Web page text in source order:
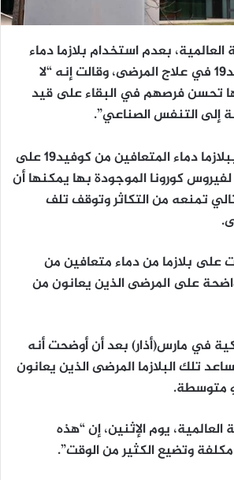
بعدم استخدام بلازما دماء
المتعافين من كوفيد19 في علاج المرضى، وقالت إنه “لا
تحسن فرصهم في البقاء على قيد
إلى التنفس الصناعي”.
وترتكز فكرة العلاج ببلازما دماء المتعافين من كوفيد19 على
كورونا الموجودة بها يمكنها أن
تمنعه من التكاثر وتوقف تلف
على بلازما من دماء متعافين من
واضحة على المرضى الذين يعانون من
في مارس(أذار) بعد أن أوضحت أنه
تلك البلازما المرضى الذين يعانون
متوسطة.
يوم الإثنين، إن “هذه
وتضيع الكثير من الوقت”.